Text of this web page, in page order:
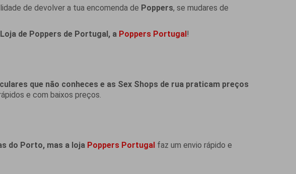
de devolver a tua encomenda de Poppers, se mudares de
de Poppers de Portugal, a Poppers Portugal !
que não conheces e as Sex Shops de rua praticam preços
e com baixos preços.
do Porto, mas a loja Poppers Portugal faz um envio rápido e